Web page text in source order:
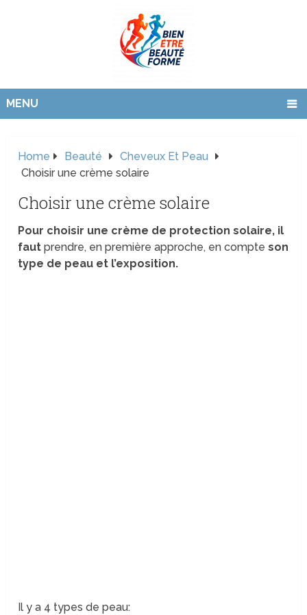
MENU
Home Beauté
Cheveux Et Peau
Choisir une crème solaire
Choisir une crème solaire
Pour choisir une crème de protection solaire, il
fautprendre, en première approche, en compte son
type de peau et l’exposition.
Il y a 4 types de peau: